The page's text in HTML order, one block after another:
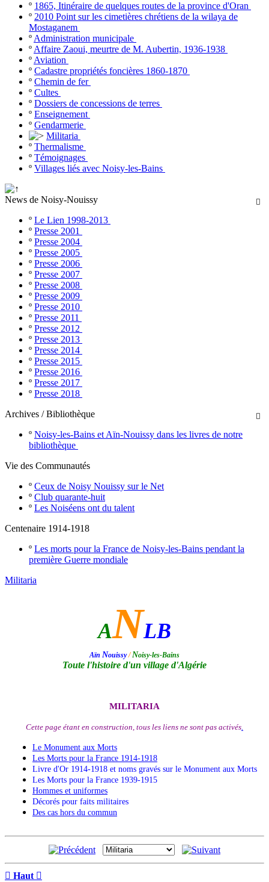
º 1865, Itinéraire de quelques routes de la province d'Oran
º 2010 Point sur les cimetières chrétiens de la wilaya de
Mostaganem
º Administration municipale
º Affaire Zaoui, meurtre de M. Aubertin, 1936-1938
º Aviation
º Cadastre propriétés foncières 1860-1870
º Chemin de fer
º Cultes
º Dossiers de concessions de terres
º Enseignement
º Gendarmerie
Militaria
º Thermalisme
º Témoignages
º Villages liés avec Noisy-les-Bains

News de Noisy-Nouissy
º Le Lien 1998-2013
º Presse 2001
º Presse 2004
º Presse 2005
º Presse 2006
º Presse 2007
º Presse 2008
º Presse 2009
º Presse 2010
º Presse 2011
º Presse 2012
º Presse 2013
º Presse 2014
º Presse 2015
º Presse 2016
º Presse 2017
º Presse 2018

Archives / Bibliothèque
º Noisy-les-Bains et Aïn-Nouissy dans les livres de notre
bibliothèque
Vie des Communautés
º Ceux de Noisy Nouissy sur le Net
º Club quarante-huit
º Les Noiséens ont du talent
Centenaire 1914-1918
º Les morts pour la France de Noisy-les-Bains pendant la
première Guerre mondiale
Militaria
ANLB
Aïn Nouissy/Noisy-les-Bains
Toute l'histoire d'un village d'Algérie
MILITARIA
Cette page étant en construction, tous les liens ne sont pas activés.
Le Monument aux Morts
Les Morts pour la France 1914-1918
Livre d'Or 1914-1918 et noms gravés sur le Monument aux Morts
Les Morts pour la France 1939-1915
Hommes et uniformes
Décorés pour faits militaires
Des cas hors du commun
 Haut 